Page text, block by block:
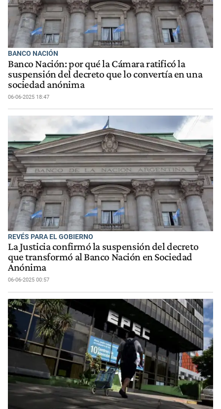
BANCO NACIÓN
Banco Nación: por qué la Cámara ratificó la
suspensión del decreto que lo convertía en una
sociedad anónima
06-06-2025 18:47
REVÉS PARA EL GOBIERNO
La Justicia confirmó la suspensión del decreto
que transformó al Banco Nación en Sociedad
Anónima
06-06-2025 00:57